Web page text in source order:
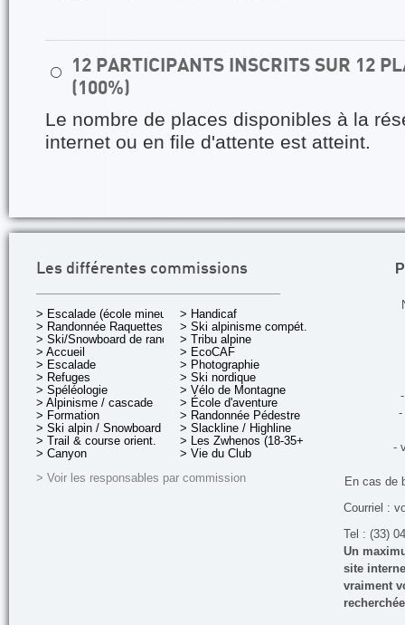
⚪
12 PARTICIPANTS INSCRITS SUR 12
(100%)
Le nombre de places disponibles à la
internet ou en file d'attente est atteint.
Les différentes commissions
> Escalade (école mineurs)
> Randonnée Raquettes
> Ski/Snowboard de rando.
> Accueil
> Escalade
> Refuges
> Spéléologie
> Alpinisme / cascade
> Formation
> Ski alpin / Snowboard
> Trail & course orient.
> Canyon
> Handicaf
> Ski alpinisme compét.
> Tribu alpine
> EcoCAF
> Photographie
> Ski nordique
> Vélo de Montagne
> École d'aventure
> Randonnée Pédestre
> Slackline / Highline
> Les Zwhenos (18-35+ ans)
> Vie du Club
> Voir les responsables par commission
-
-
En cas de
Courriel :
Tel : (33)
Un
site
vraiment